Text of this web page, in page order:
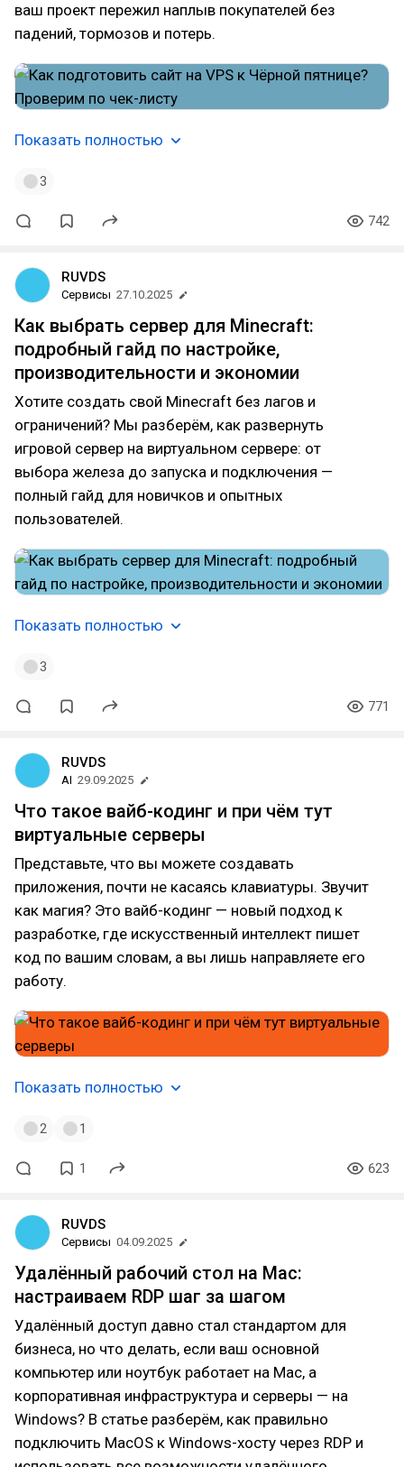
ваш проект пережил наплыв покупателей без
падений, тормозов и потерь.
Показать полностью
3
742
RUVDS
Сервисы 27.10.2025
Как выбрать сервер для Minecraft:
подробный гайд по настройке,
производительности и экономии
Хотите создать свой Minecraft без лагов и
ограничений? Мы разберём, как развернуть
игровой сервер на виртуальном сервере: от
выбора железа до запуска и подключения —
полный гайд для новичков и опытных
пользователей.
Показать полностью
3
771
RUVDS
AI 29.09.2025
Что такое вайб-кодинг и при чём тут
виртуальные серверы
Представьте, что вы можете создавать
приложения, почти не касаясь клавиатуры. Звучит
как магия? Это вайб-кодинг — новый подход к
разработке, где искусственный интеллект пишет
код по вашим словам, а вы лишь направляете его
работу.
Показать полностью
2 1
1 623
RUVDS
Сервисы 04.09.2025
Удалённый рабочий стол на Mac:
настраиваем RDP шаг за шагом
Удалённый доступ давно стал стандартом для
бизнеса, но что делать, если ваш основной
компьютер или ноутбук работает на Mac, а
корпоративная инфраструктура и серверы — на
Windows? В статье разберём, как правильно
подключить MacOS к Windows-хосту через RDP и